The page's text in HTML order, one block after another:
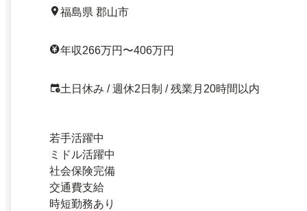
福島県 郡山市
年収266万円〜406万円
土日休み / 週休2日制 / 残業月20時間以内
若手活躍中
ミドル活躍中
社会保険完備
交通費支給
時短勤務あり